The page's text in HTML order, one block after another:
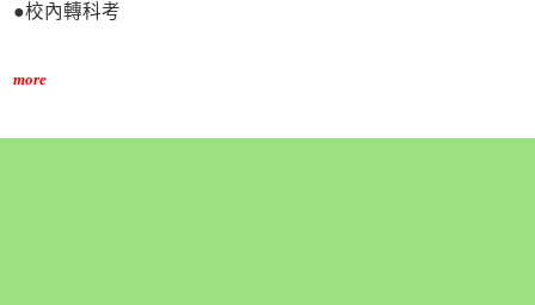
●校內轉科考
more